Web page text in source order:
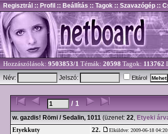
Regisztrál :: Profil :: Beállítás :: Tagok :: Szavazógép ::
Hozzászólások: 9503853/1 Témák: 20598 Tagok: 113762
Név:
Jelszó: Eltárol
/ 1
w. gazdis! Römi / Sedalin, 1011 (üzenet: 22, Etyeki
Etyekkuty 22. Elküldve: 2009-06-18